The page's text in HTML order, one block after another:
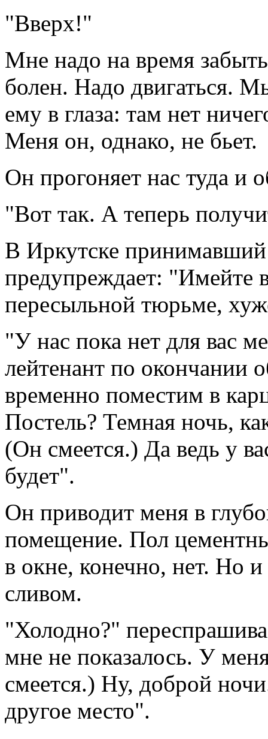
"Вверх!"
Мне надо на время
болен. Надо двигаться.
ему в глаза: там нет
Меня он, однако, не бьет.
Он прогоняет нас туда и
"Вот так. А теперь
В Иркутске
предупреждает: "Имейте
пересыльной тюрьме,
"У нас пока нет для вас
лейтенант по
временно поместим в
Постель? Темная ночь,
(Он смеется.) Да ведь у
будет".
Он приводит меня в
помещение. Пол
в окне, конечно, нет. Но и
сливом.
"Холодно?"
мне не показалось. У
смеется.) Ну, доброй
другое место".